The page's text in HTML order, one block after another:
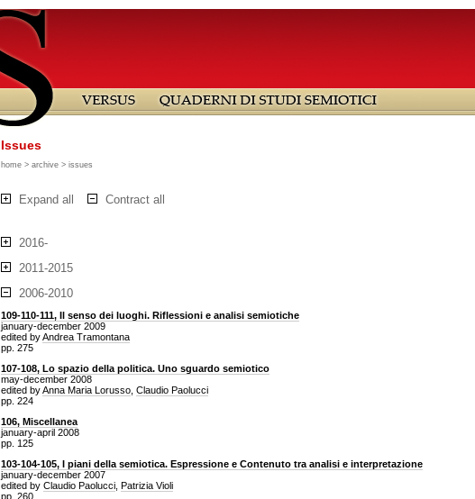
Issues
home > archive > issues
Expand all Contract all
2016-
2011-2015
2006-2010
109-110-111, Il senso dei luoghi. Riflessioni e analisi semiotiche
january-december 2009
edited byAndrea Tramontana
pp. 275
107-108, Lo spazio della politica. Uno sguardo semiotico
may-december 2008
edited byAnna Maria Lorusso Claudio Paolucci
pp. 224
106, Miscellanea
january-april 2008
pp. 125
103-104-105, I piani della semiotica. Espressione e Contenuto tra analisi e interpretazione
january-december 2007
edited by Claudio Paolucci Patrizia Violi
pp. 260